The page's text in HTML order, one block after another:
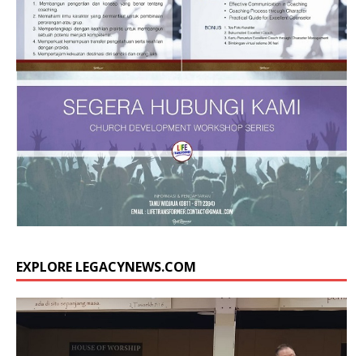
EXPLORE LEGACYNEWS.COM